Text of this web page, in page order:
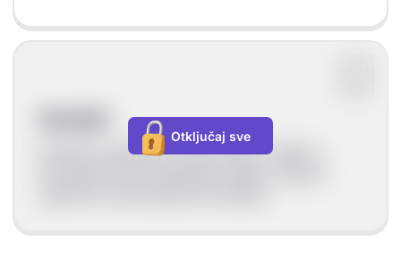
Sevdah je glazbeni izričaj nastao u Bosni i
Otključaj sve